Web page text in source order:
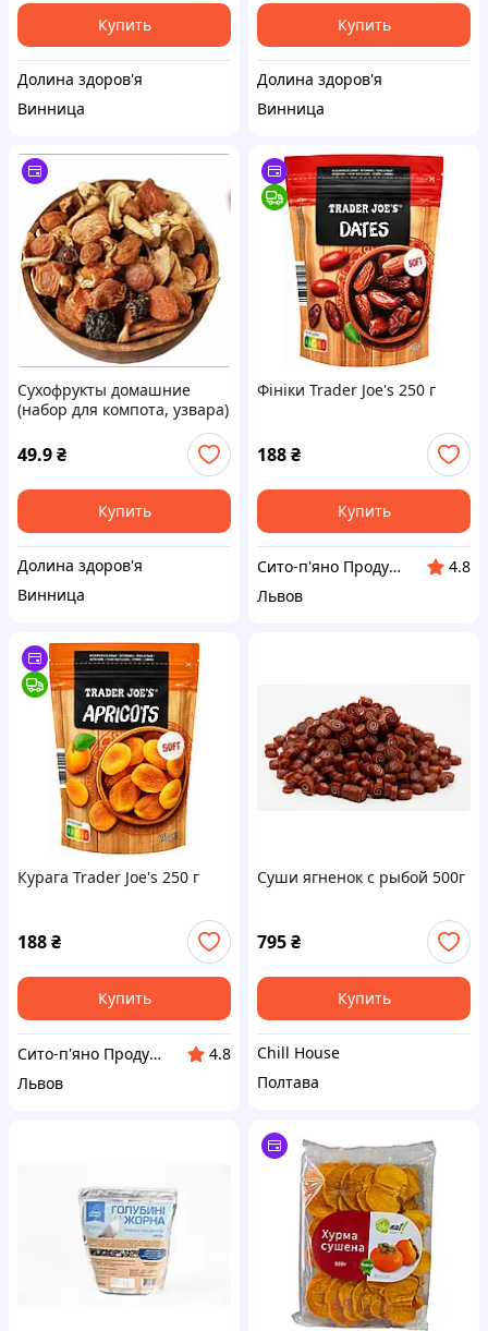
Купить
Долина здоров'я
Винница
Купить
Долина здоров'я
Винница
Сухофрукты домашние
(набор для компота, узвара)
49.9₴
Купить
Долина здоров'я
Винница
Фініки Trader Joe's 250 г
188₴
Купить
Сито-п'яно Продукти з Європи
4.8
Львов
Курага Trader Joe's 250 г
188₴
Купить
Сито-п'яно Продукти з Європи
4.8
Львов
Суши ягненок с рыбой 500г
795₴
Купить
Chill House
Полтава